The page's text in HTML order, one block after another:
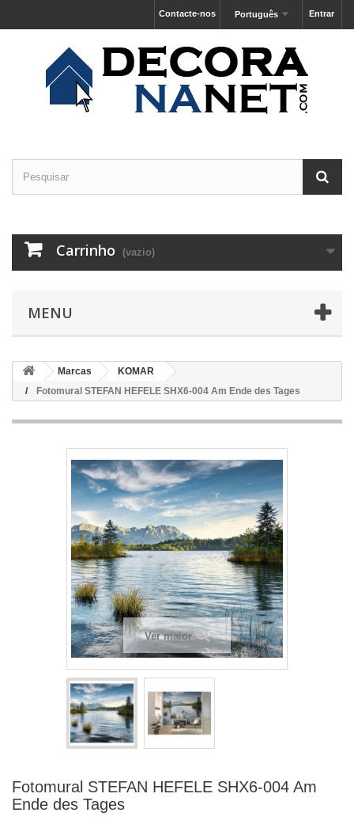
Entrar
Português
Contacte-nos
Carrinho (vazio)
MENU
Marcas
KOMAR
Fotomural STEFAN HEFELE SHX6-004 Am Ende des Tages
Ver maior
Fotomural STEFAN HEFELE SHX6-004 Am
Ende des Tages